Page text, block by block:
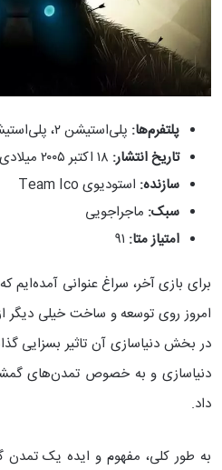
پلتفرم‌ها: پلی‌استیشن ۲، پلی‌استیشن ۳، پلی‌استیشن ۴
تاریخ انتشار: ۱۸ اکتبر ۲۰۰۵ میلادی
سازنده: استودیوی Team Ico
سبک: ماجراجویی
امتیاز متا: ۹۱
برای بازی آخر،‌ سراغ عنوانی
امروز روی توسعه و ساخت خیلی
در بخش دنیاسازی آن تاثیر بسزایی
دنیاسازی و به خصوص تمدن‌های
داد.
به طور کلی، مفهوم و ایده یک تمدن